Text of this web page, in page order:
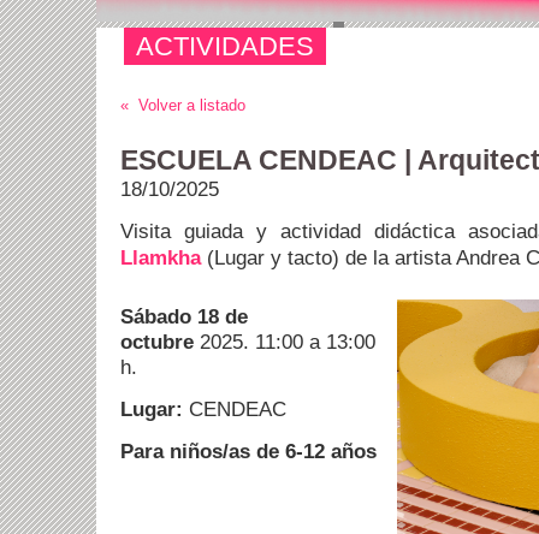
ACTIVIDADES
« Volver a listado
ESCUELA CENDEAC |
18/10/2025
Visita guiada y actividad didáctica
Llamkha(Lugar y tacto) de la artista Andrea
Sábado 18 de
octubre 2025. 11:00 a 13:00
h.
Lugar: CENDEAC
Para niños/as de 6-12 años